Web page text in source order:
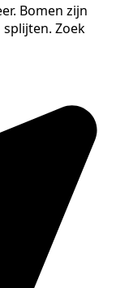
Bomen zijn
Zoek